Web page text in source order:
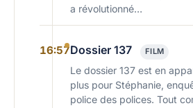
a révolutionné…
16:57Dossier 137 FILM
Le dossier 137 est en
plus pour Stéphanie,
police des polices. Tout